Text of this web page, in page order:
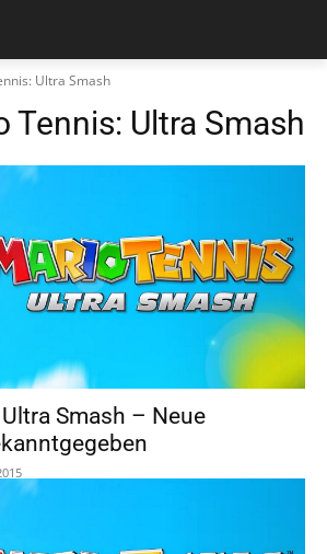
Ultra Smash
Tennis: Ultra Smash
Smash – Neue